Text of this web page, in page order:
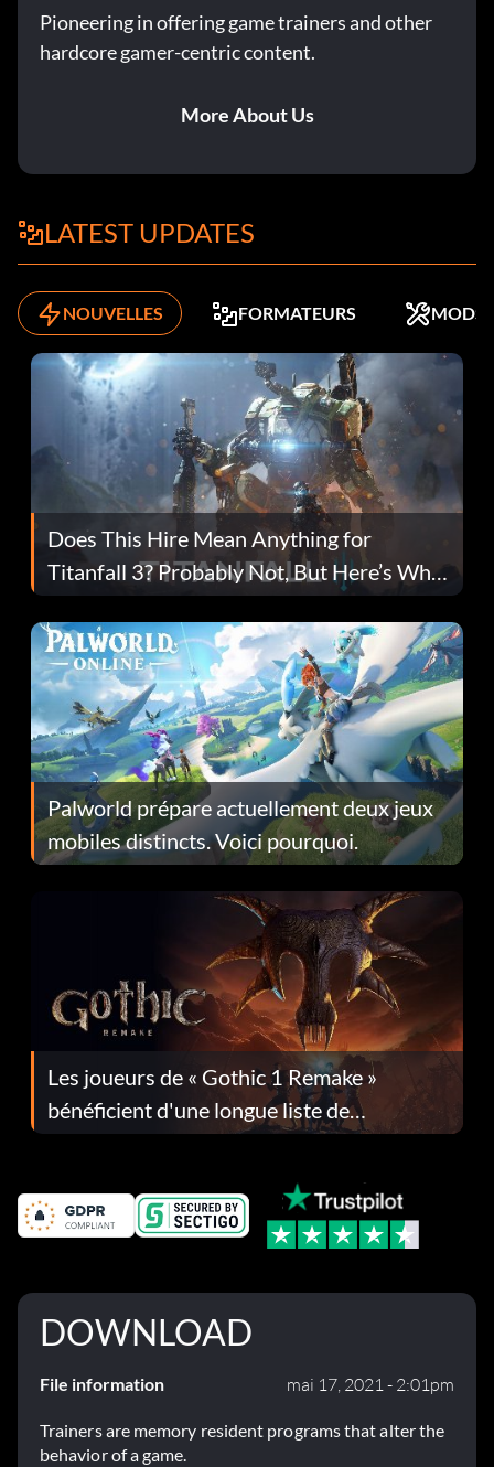
Pioneering in offering game trainers and other
hardcore gamer-centric content.
More About Us
LATEST UPDATES
NOUVELLES FORMATEURS MODS
Does This Hire Mean Anything for
Titanfall 3? Probably Not, But Here’s Why
Fans Are Hopeful
Palworld prépare actuellement deux jeux
mobiles distincts. Voici pourquoi.
Les joueurs de « Gothic 1 Remake »
bénéficient d'une longue liste de
corrections dans la mise à jour 1.0.4
DOWNLOAD
File information mai 17, 2021 - 2:01pm
Trainers are memory resident programs that alter the
behavior of a game.